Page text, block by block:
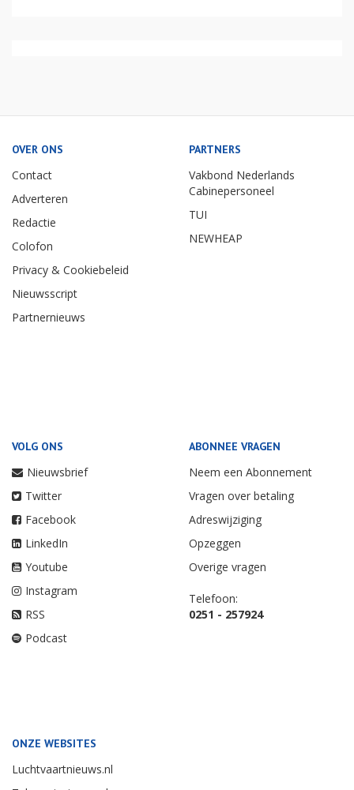
OVER ONS
Contact
Adverteren
Redactie
Colofon
Privacy & Cookiebeleid
Nieuwsscript
Partnernieuws
PARTNERS
Vakbond Nederlands
Cabinepersoneel
TUI
NEWHEAP
VOLG ONS
Nieuwsbrief
Twitter
Facebook
LinkedIn
Youtube
Instagram
RSS
Podcast
ABONNEE VRAGEN
Neem een Abonnement
Vragen over betaling
Adreswijziging
Opzeggen
Overige vragen
Telefoon:
0251 - 257924
ONZE WEBSITES
Luchtvaartnieuws.nl